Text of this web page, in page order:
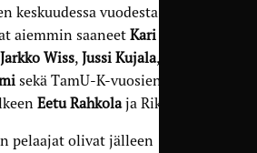
keskuudessa vuodesta 2005
aiemmin saaneet Kari Sainio
Jarkko Wiss, Jussi Kujala,
sekä TamU-K-vuosien ajan
Eetu Rahkolaja Riku Oras.
pelaajat olivat jälleen